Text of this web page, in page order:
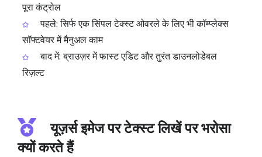
पूरा कंट्रोल
पहले: सिर्फ एक सिंपल टेक्स्ट ओवरले के लिए भी कॉम्प्लेक्स
सॉफ्टवेयर में मैनुअल काम
बाद में: ब्राउज़र में फास्ट एडिट और तुरंत डाउनलोडेबल
रिज़ल्ट
यूज़र्स इमेज पर टेक्स्ट लिखें पर भरोसा
क्यों करते हैं